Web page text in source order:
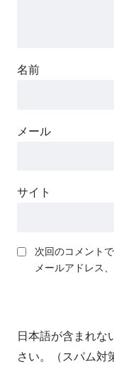
名前
メール
サイト
次回のコメント
メールアドレス
日本語が含まれな
さい。（スパム対